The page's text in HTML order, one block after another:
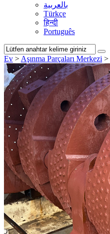
بالعربية
Türkçe
हिन्दी
Português
Ev > Aşınma Parçaları Merkezi >